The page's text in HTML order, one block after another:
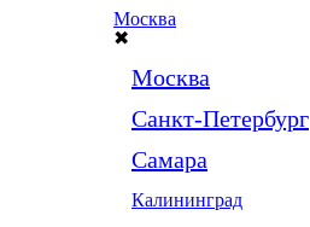
Москва
✖
Москва
Санкт-Петербург
Самара
Калининград